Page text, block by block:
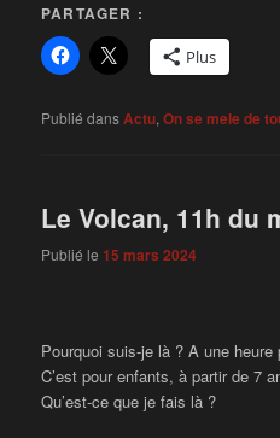
PARTAGER :
Plus
Publié dansActu,On se mele de
Le Volcan, 11h du
Publié le 15 mars 2024
Pourquoi suis-je là ? A une heure
C’est pour enfants, à partir de 7
Qu’est-ce que je fais là ?